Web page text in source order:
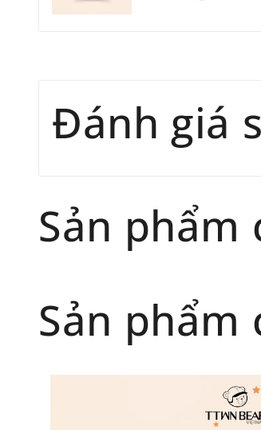
Đánh giá
Sản phẩm
Sản phẩm